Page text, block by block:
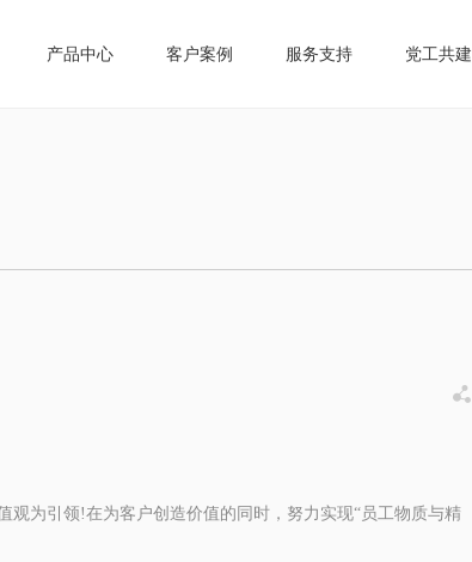
产品中心 客户案例 服务支持 党工共建

观为引领!在为客户创造价值的同时，努力实现“员工物质与精